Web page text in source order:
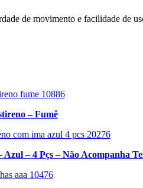
de movimento e facilidade de
– Fumê
Azul – 4 Pçs – Não Acompanha